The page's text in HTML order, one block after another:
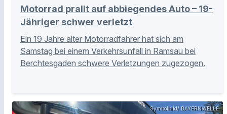
Motorrad prallt auf abbiegendes Auto – 19-
Jähriger schwer verletzt
Ein 19 Jahre alter Motorradfahrer hat sich am
Samstag bei einem Verkehrsunfall in Ramsau bei
Berchtesgaden schwere Verletzungen zugezogen.
Symbolbild/ BAYERNWELLE